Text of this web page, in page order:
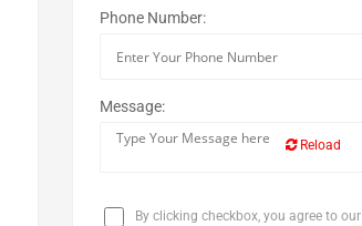
Phone Number:
Message:
Reload
By clicking checkbox, you agree to our